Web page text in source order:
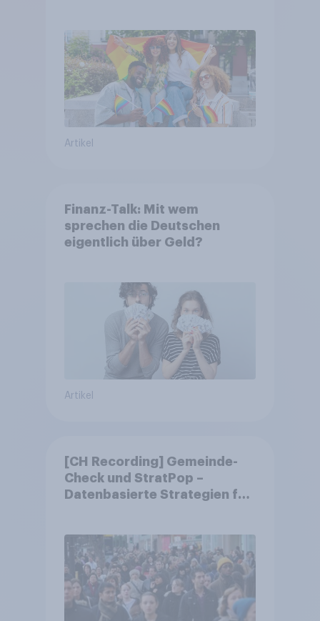
Artikel
Finanz-Talk: Mit wem
sprechen die Deutschen
eigentlich über Geld?
Artikel
[CH Recording] Gemeinde-
Check und StratPop –
Datenbasierte Strategien für